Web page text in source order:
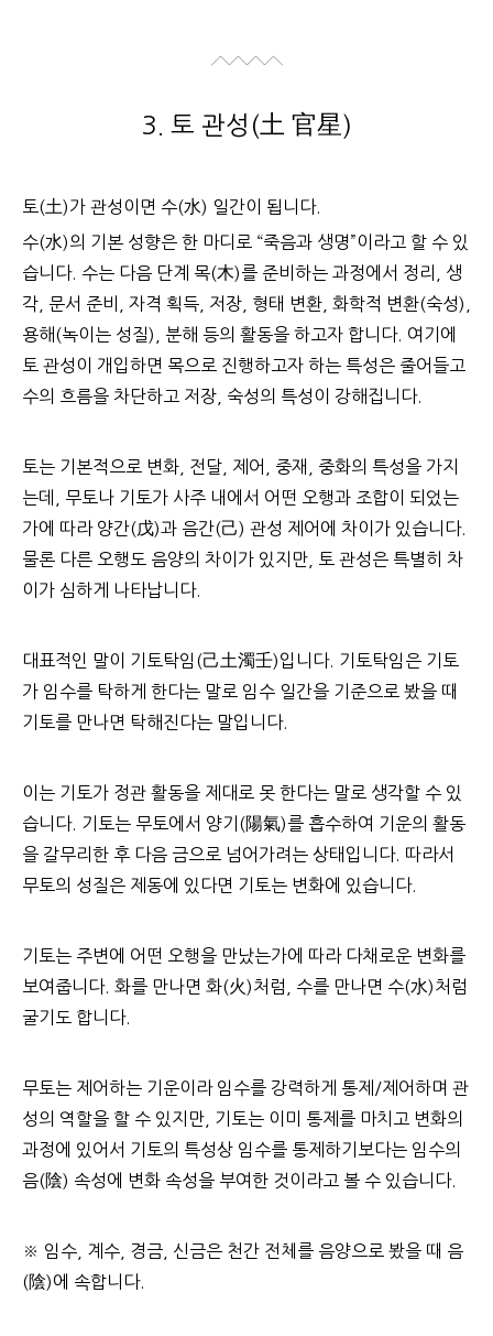
3. 토 관성(土 官星)
토(土)가 관성이면 수(水) 일간이 됩니다.
수(水)의 기본 성향은 한 마디로 “죽음과 생명”이라고 할 수 있
습니다. 수는 다음 단계 목(木)를 준비하는 과정에서 정리, 생
각, 문서 준비, 자격 획득, 저장, 형태 변환, 화학적 변환(숙성),
용해(녹이는 성질), 분해 등의 활동을 하고자 합니다. 여기에
토 관성이 개입하면 목으로 진행하고자 하는 특성은 줄어들고
수의 흐름을 차단하고 저장, 숙성의 특성이 강해집니다.
토는 기본적으로 변화, 전달, 제어, 중재, 중화의 특성을 가지
는데, 무토나 기토가 사주 내에서 어떤 오행과 조합이 되었는
가에 따라 양간(戊)과 음간(己) 관성 제어에 차이가 있습니다.
물론 다른 오행도 음양의 차이가 있지만, 토 관성은 특별히 차
이가 심하게 나타납니다.
대표적인 말이 기토탁임(己土濁壬)입니다. 기토탁임은 기토
가 임수를 탁하게 한다는 말로 임수 일간을 기준으로 봤을 때
기토를 만나면 탁해진다는 말입니다.
이는 기토가 정관 활동을 제대로 못 한다는 말로 생각할 수 있
습니다. 기토는 무토에서 양기(陽氣)를 흡수하여 기운의 활동
을 갈무리한 후 다음 금으로 넘어가려는 상태입니다. 따라서
무토의 성질은 제동에 있다면 기토는 변화에 있습니다.
기토는 주변에 어떤 오행을 만났는가에 따라 다채로운 변화를
보여줍니다. 화를 만나면 화(火)처럼, 수를 만나면 수(水)처럼
굴기도 합니다.
무토는 제어하는 기운이라 임수를 강력하게 통제/제어하며 관
성의 역할을 할 수 있지만, 기토는 이미 통제를 마치고 변화의
과정에 있어서 기토의 특성상 임수를 통제하기보다는 임수의
음(陰) 속성에 변화 속성을 부여한 것이라고 볼 수 있습니다.
※ 임수, 계수, 경금, 신금은 천간 전체를 음양으로 봤을 때 음
(陰)에 속합니다.